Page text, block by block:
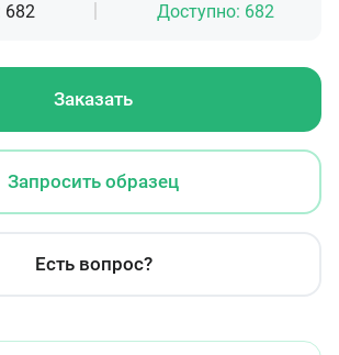
682 Доступно: 682
Заказать
Запросить образец
Есть вопрос?